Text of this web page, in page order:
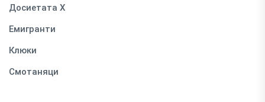
Досиетата Х
Емигранти
Клюки
Смотаняци